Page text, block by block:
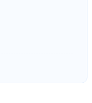
동성 부진 지속, 강보합 마
력수요 역대 최고치 경신…
멘 정부군과 사우디 동시 공